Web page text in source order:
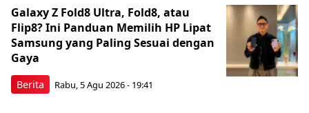
Berita
Galaxy Z Fold8 Ultra, Fold8, atau
Flip8? Ini Panduan Memilih HP Lipat
Samsung yang Paling Sesuai dengan
Gaya
Rabu, 5 Agu 2026 - 19:41